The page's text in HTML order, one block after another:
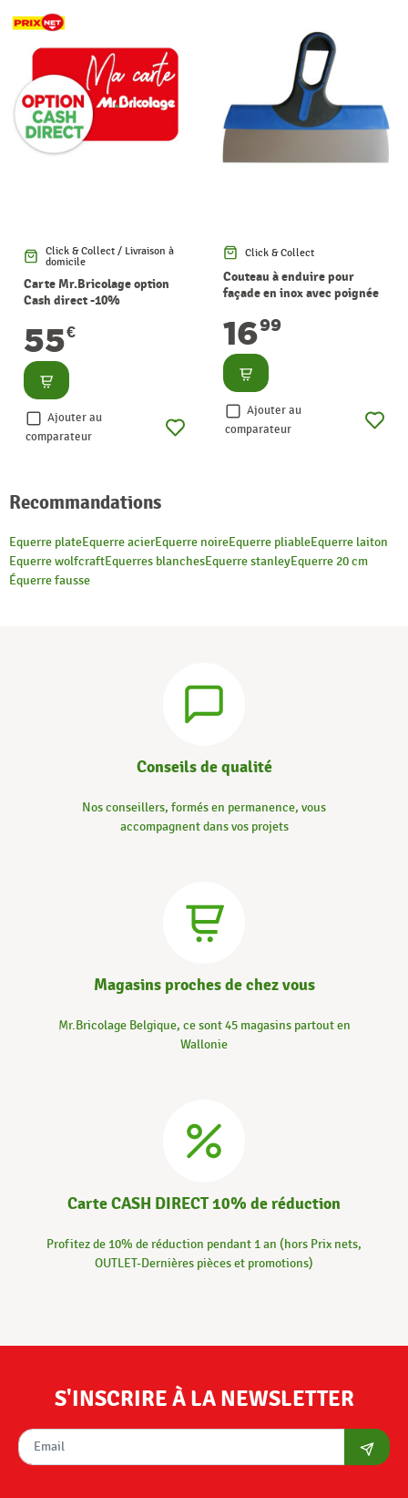
Click & Collect / Livraison à
domicile
Carte Mr.Bricolage option
Cash direct -10%
55€
Consulter
Ajouter au
comparateur
Click & Collect
Couteau à enduire pour
façade en inox avec poignée
1699
Consulter
Ajouter au
comparateur
Recommandations
Equerre plateEquerre acierEquerre noireEquerre pliableEquerre laiton
Equerre wolfcraftEquerres blanchesEquerre stanleyEquerre 20 cm
Équerre fausse
Conseils de qualité
Nos conseillers, formés en permanence, vous
accompagnent dans vos projets
Magasins proches de chez vous
Mr.Bricolage Belgique, ce sont 45 magasins partout en
Wallonie
Carte CASH DIRECT 10% de réduction
Profitez de 10% de réduction pendant 1 an (hors Prix nets,
OUTLET-Dernières pièces et promotions)
S'INSCRIRE À LA NEWSLETTER